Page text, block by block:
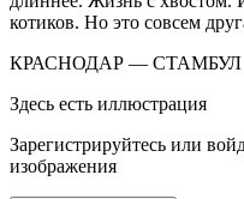
котиков. Но это совсем
КРАСНОДАР —
Здесь есть иллюстрация
Зарегистрируйтесь или
изображения